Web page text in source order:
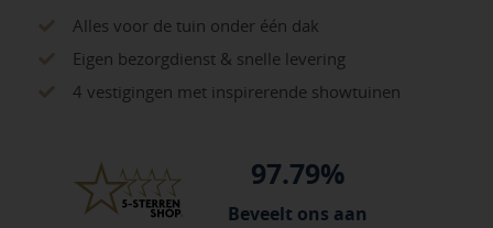
25
kg.
aantal
Alles voor de tuin onder één dak
Eigen bezorgdienst & snelle levering
4 vestigingen met inspirerende showtuinen
97.79%
Beveelt ons aan